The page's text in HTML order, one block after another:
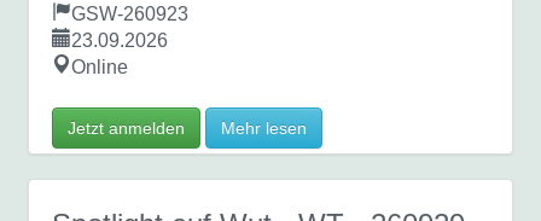
GSW-260923
23.09.2026
Online
Jetzt anmelden Mehr lesen